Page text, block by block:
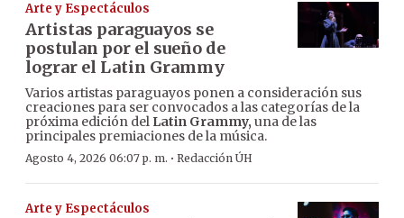
Arte y Espectáculos
Artistas paraguayos se
postulan por el sueño de
lograr el Latin Grammy
Varios artistas paraguayos ponen a consideración sus
creaciones para ser convocados a las categorías de la
próxima edición del Latin Grammy, una de las
principales premiaciones de la música.
Agosto 4, 2026 06:07 p. m. · Redacción ÚH
Arte y Espectáculos